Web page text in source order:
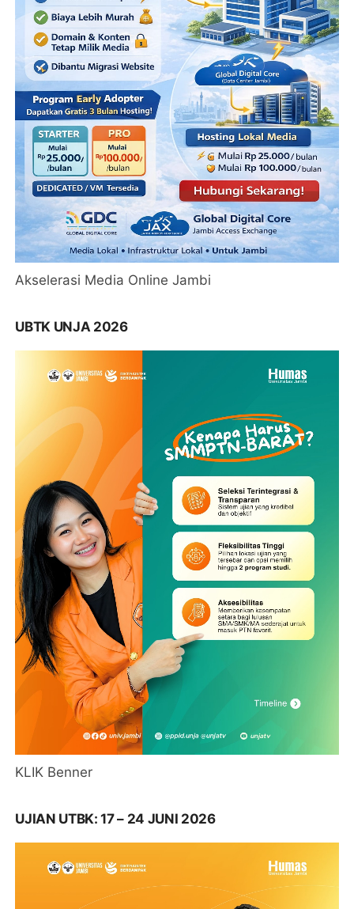
Akselerasi Media Online Jambi
UBTK UNJA 2026
KLIK Benner
UJIAN UTBK: 17 – 24 JUNI 2026